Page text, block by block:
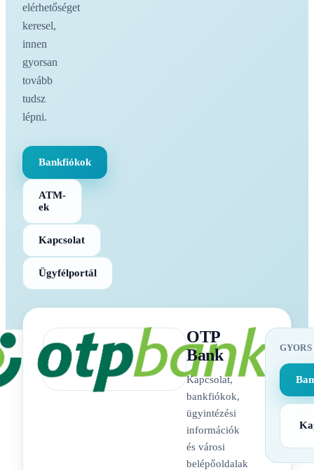
elérhetőséget
keresel,
innen
gyorsan
tovább
tudsz
lépni.
Bankfiókok
ATM-
ek
Kapcsolat
Ügyfélportál
OTP
Bank
Kapcsolat,
bankfiókok,
ügyintézési
információk
és városi
belépőoldalak